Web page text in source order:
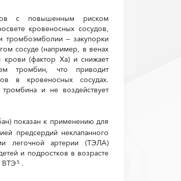
с повышенным риском
кровеносных сосудов,
тромбоэмболии — закупорки
сосуде (например, в венах
крови (фактор Xa) и снижает
тромбин, что приводит
в кровеносных сосудах.
тромбина и не воздействует
показан к применению для
предсердий неклапанного
легочной артерии (ТЭЛА)
и подростков в возрасте
ВТЭ5 .